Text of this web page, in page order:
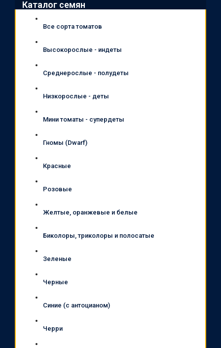
Каталог семян
Все сорта томатов
Высокорослые - индеты
Среднерослые - полудеты
Низкорослые - деты
Мини томаты - супердеты
Гномы (Dwarf)
Красные
Розовые
Желтые, оранжевые и белые
Биколоры, триколоры и полосатые
Зеленые
Черные
Синие (с антоцианом)
Черри